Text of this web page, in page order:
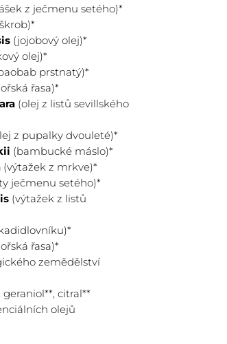
bio žínkou
z ječmenu setého)*
(jojobový olej)*
olej)*
prstnatý)*
řasa)*
(olej z listů sevillského
z pupalky dvouleté)*
(bambucké máslo)*
(výtažek z mrkve)*
ječmenu setého)*
(výtažek z listů
řasa)*
zemědělství
citral**
olejů